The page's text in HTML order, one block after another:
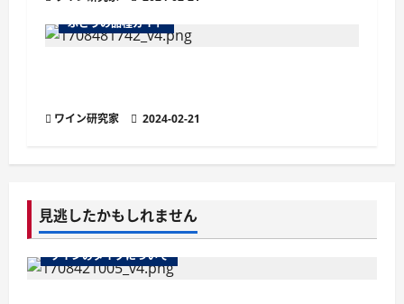
ぶどうの品種ガイド
ワイン研究家 2024-02-21
見逃したかもしれません
ワインのタイプについて